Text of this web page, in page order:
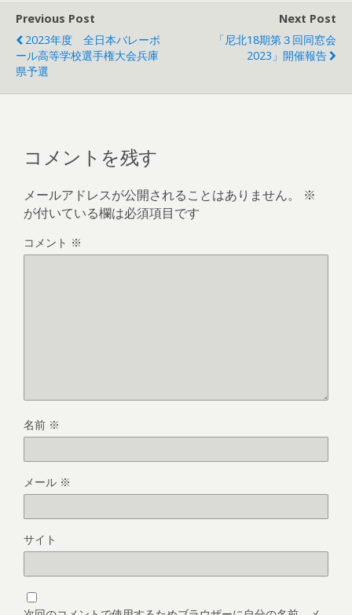
Previous Post
2023年度 全日本バレーボ
ール高等学校選手権大会兵庫
県予選
Next Post
「尼北18期第３回同窓会
2023」開催報告
コメントを残す
メールアドレスが公開されることはありません。
※
が付いている欄は必須項目です
コメント ※
名前 ※
メール ※
サイト